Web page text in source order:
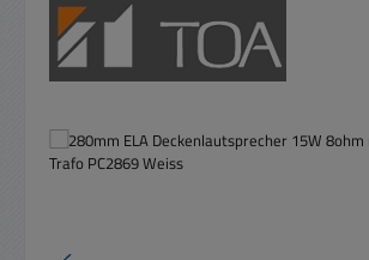
Bildergalerie überspringen